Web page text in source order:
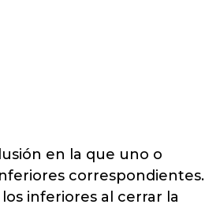
en la que uno o
correspondientes.
inferiores al cerrar la